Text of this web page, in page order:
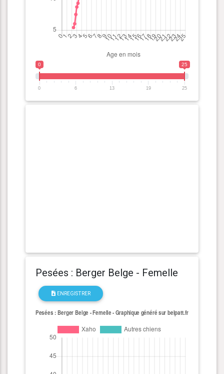
0 25
0 6 13 19 25
Pesées : Berger Belge - Femelle
ENREGISTRER